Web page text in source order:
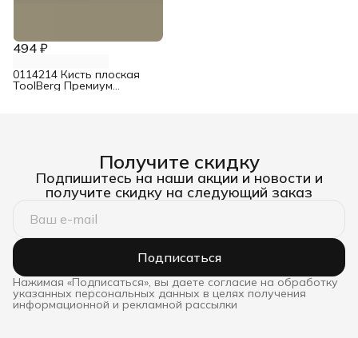
494 ₽
0114214 Кисть плоская
ToolBerg Премиум
Получите скидку
Подпишитесь на наши акции и новости и
получите скидку на следующий заказ
Подписаться
Нажимая «Подписаться», вы даете согласие на обработку
указанных персональных данных в целях получения
информационной и рекламной рассылки